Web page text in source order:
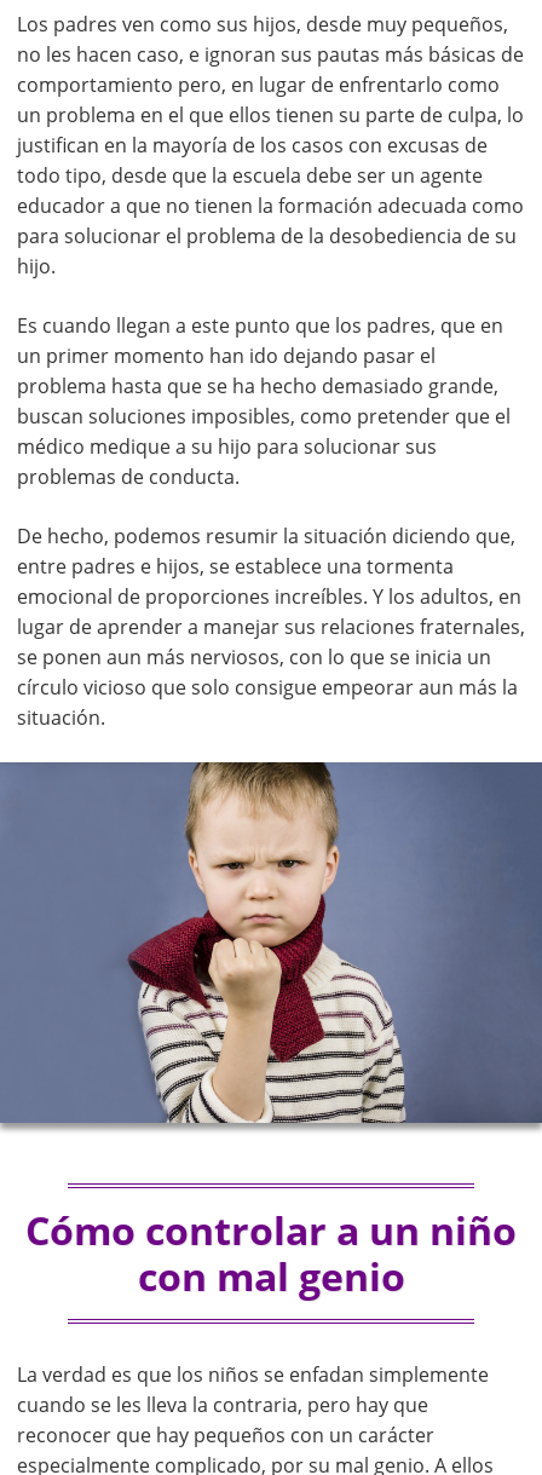
Los padres ven como sus hijos, desde muy pequeños,
no les hacen caso, e ignoran sus pautas más básicas de
comportamiento pero, en lugar de enfrentarlo como
un problema en el que ellos tienen su parte de culpa, lo
justifican en la mayoría de los casos con excusas de
todo tipo, desde que la escuela debe ser un agente
educador a que no tienen la formación adecuada como
para solucionar el problema de la desobediencia de su
hijo.
Es cuando llegan a este punto que los padres, que en
un primer momento han ido dejando pasar el
problema hasta que se ha hecho demasiado grande,
buscan soluciones imposibles, como pretender que el
médico medique a su hijo para solucionar sus
problemas de conducta.
De hecho, podemos resumir la situación diciendo que,
entre padres e hijos, se establece una tormenta
emocional de proporciones increíbles. Y los adultos, en
lugar de aprender a manejar sus relaciones fraternales,
se ponen aun más nerviosos, con lo que se inicia un
círculo vicioso que solo consigue empeorar aun más la
situación.
Cómo controlar a un niño
con mal genio
La verdad es que los niños se enfadan simplemente
cuando se les lleva la contraria, pero hay que
reconocer que hay pequeños con un carácter
especialmente complicado, por su mal genio. A ellos